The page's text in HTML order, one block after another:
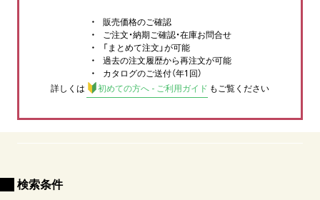
販売価格のご確認
ご注文・納期ご確認・在庫お問合せ
「まとめて注文」が可能
過去の注文履歴から再注文が可能
カタログのご送付（年1回）
詳しくは
初めての方へ - ご利用ガイド もご覧ください
検索条件